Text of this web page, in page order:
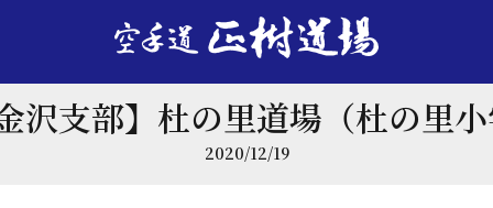
沢支部】杜の里道場（杜の里
2020/12/19